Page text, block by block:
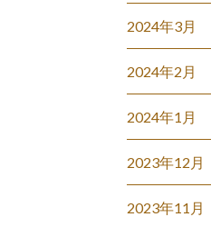
2024年3月
2024年2月
2024年1月
2023年12月
2023年11月